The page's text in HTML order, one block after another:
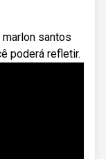
santos
poderá refletir.